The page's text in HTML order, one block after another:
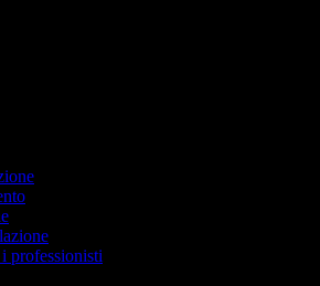
professionisti